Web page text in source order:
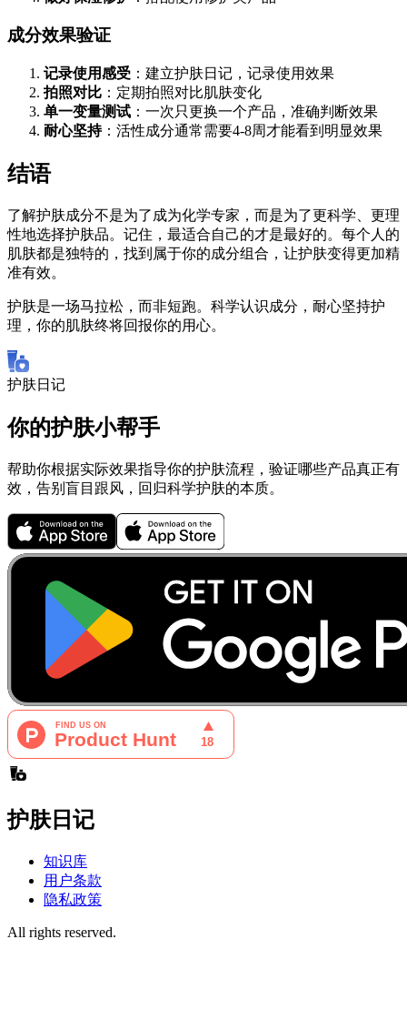
成分效果验证
记录使用感受 ：建立护肤日记，记录使用效果
拍照对比 ：定期拍照对比肌肤变化
单一变量测试 ：一次只更换一个产品，准确判断效果
耐心坚持：活性成分通常需要4-8周才能看到明显效果
结语
了解护肤成分不是为了成为化学专家，而是为了更科学、更理
性地选择护肤品。记住，最适合自己的才是最好的。每个人的
肌肤都是独特的，找到属于你的成分组合，让护肤变得更加精
准有效。
护肤是一场马拉松，而非短跑。科学认识成分，耐心坚持护
理，你的肌肤终将回报你的用心。
护肤日记
你的护肤小帮手
帮助你根据实际效果指导你的护肤流程，验证哪些产品真正有
效，告别盲目跟风，回归科学护肤的本质。
护肤日记
知识库
用户条款
隐私政策
All rights reserved.